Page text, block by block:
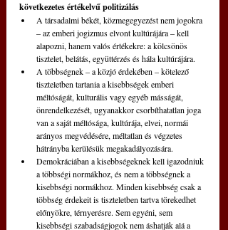
következetes értékelvű politizálás
A társadalmi békét, közmegegyezést nem jogokra
– az emberi jogizmus elvont kultúrájára – kell
alapozni, hanem valós értékekre: a kölcsönös
tisztelet, belátás, együttérzés és hála kultúrájára.
A többségnek – a közjó érdekében – kötelező
tiszteletben tartania a kisebbségek emberi
méltóságát, kulturális vagy egyéb másságát,
önrendelkezését, ugyanakkor csorbíthatatlan joga
van a saját méltósága, kultúrája, elvei, normái
arányos megvédésére, méltatlan és végzetes
hátrányba kerülésük megakadályozására.
Demokráciában a kisebbségeknek kell igazodniuk
a többségi normákhoz, és nem a többségnek a
kisebbségi normákhoz. Minden kisebbség csak a
többség érdekeit is tiszteletben tartva törekedhet
előnyökre, térnyerésre. Sem egyéni, sem
kisebbségi szabadságjogok nem áshatják alá a